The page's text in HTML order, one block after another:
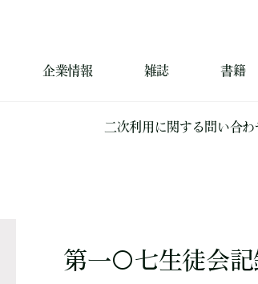
企業情報 雑誌 書籍
二次利用に関する問い合わ
第一〇七生徒会